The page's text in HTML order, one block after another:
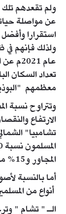
ولم تقعدهم تلك
عن مواصلة
استقرارا
ولذلك فإنهم في
معظمهم
وتتراوح نسبة
الارتفاع
المجاور و15% من سكان إقليم " كامبوت ".
أما بالنسبة
أنواع من
الـ " تشام "